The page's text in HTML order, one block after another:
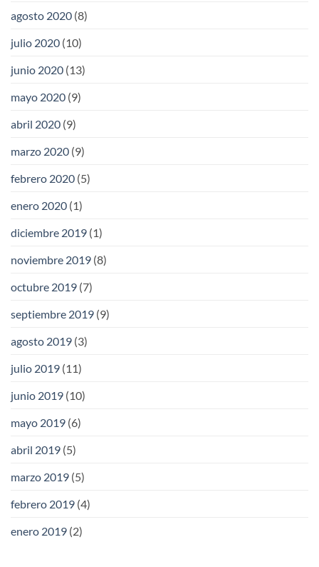
agosto 2020 (8)
julio 2020 (10)
junio 2020 (13)
mayo 2020 (9)
abril 2020 (9)
marzo 2020 (9)
febrero 2020 (5)
enero 2020 (1)
diciembre 2019 (1)
noviembre 2019 (8)
octubre 2019 (7)
septiembre 2019 (9)
agosto 2019 (3)
julio 2019 (11)
junio 2019 (10)
mayo 2019 (6)
abril 2019 (5)
marzo 2019 (5)
febrero 2019 (4)
enero 2019 (2)